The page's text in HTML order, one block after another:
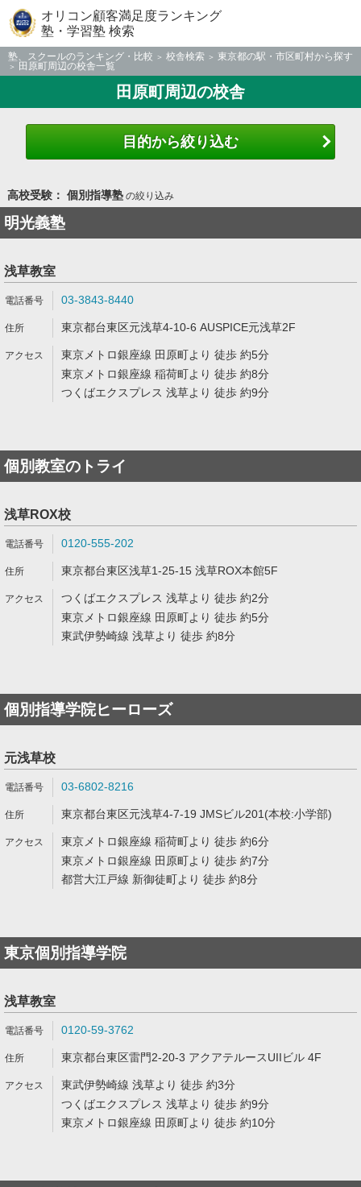
オリコン顧客満足度ランキング
塾・学習塾 検索
塾、スクールのランキング・比較 校舎検索
東京都の駅・市区町村から探す
田原町周辺の校舎一覧
田原町周辺の校舎
目的から絞り込む
高校受験： 個別指導塾の絞り込み
明光義塾
浅草教室
03-3843-8440
東京都台東区元浅草4-10-6 AUSPICE元浅草2F
東京メトロ銀座線 田原町より 徒歩 約5分
東京メトロ銀座線 稲荷町より 徒歩 約8分
つくばエクスプレス 浅草より 徒歩 約9分
個別教室のトライ
浅草ROX校
0120-555-202
東京都台東区浅草1-25-15 浅草ROX本館5F
つくばエクスプレス 浅草より 徒歩 約2分
東京メトロ銀座線 田原町より 徒歩 約5分
東武伊勢崎線 浅草より 徒歩 約8分
個別指導学院ヒーローズ
元浅草校
03-6802-8216
東京都台東区元浅草4-7-19 JMSビル201(本校:小学部)
東京メトロ銀座線 稲荷町より 徒歩 約6分
東京メトロ銀座線 田原町より 徒歩 約7分
都営大江戸線 新御徒町より 徒歩 約8分
東京個別指導学院
浅草教室
0120-59-3762
東京都台東区雷門2-20-3 アクアテルースUIIビル 4F
東武伊勢崎線 浅草より 徒歩 約3分
つくばエクスプレス 浅草より 徒歩 約9分
東京メトロ銀座線 田原町より 徒歩 約10分